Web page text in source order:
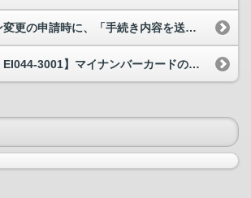
本籍のオンライン変更の申請時に、「手続き内容を送信できませんでした」と表示されます。どうすれば...
【エラーコード：EI044-3001】マイナンバーカードの読み取りをすると、エラーコードEI0...